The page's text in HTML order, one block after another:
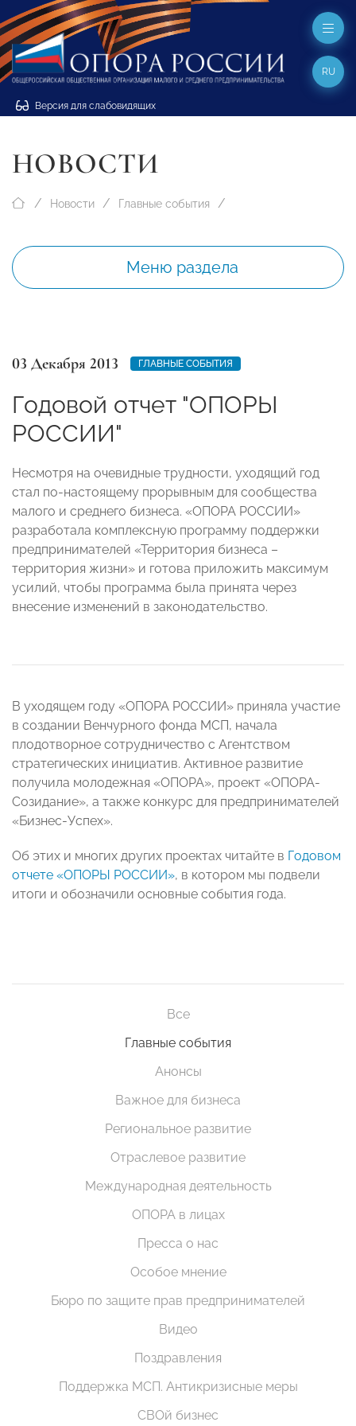
Версия для слабовидящих
RU
НОВОСТИ
Новости Главные события
Меню раздела
03 Декабря 2013 ГЛАВНЫЕ СОБЫТИЯ
Годовой отчет "ОПОРЫ
РОССИИ"
Несмотря на очевидные трудности, уходящий год
стал по-настоящему прорывным для сообщества
малого и среднего бизнеса. «ОПОРА РОССИИ»
разработала комплексную программу поддержки
предпринимателей «Территория бизнеса –
территория жизни» и готова приложить максимум
усилий, чтобы программа была принята через
внесение изменений в законодательство.
В уходящем году «ОПОРА РОССИИ» приняла участие
в создании Венчурного фонда МСП, начала
плодотворное сотрудничество с Агентством
стратегических инициатив. Активное развитие
получила молодежная «ОПОРА», проект «ОПОРА-
Созидание», а также конкурс для предпринимателей
«Бизнес-Успех».
Об этих и многих других проектах читайте в Годовом
отчете «ОПОРЫ РОССИИ», в котором мы подвели
итоги и обозначили основные события года.
Все
Главные события
Анонсы
Важное для бизнеса
Региональное развитие
Отраслевое развитие
Международная деятельность
ОПОРА в лицах
Пресса о нас
Особое мнение
Бюро по защите прав предпринимателей
Видео
Поздравления
Поддержка МСП. Антикризисные меры
СВОй бизнес